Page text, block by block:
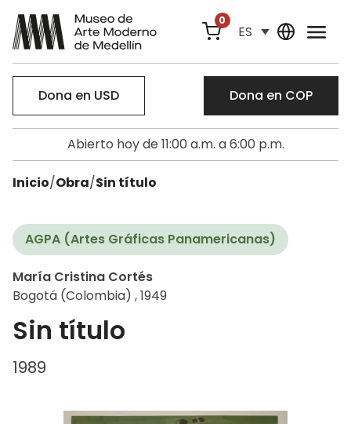
0
ES
Dona en USD Dona en COP
Abierto hoy de 11:00 a.m. a 6:00 p.m.
Inicio/Obra/Sin título
AGPA (Artes Gráficas Panamericanas)
María Cristina Cortés
Bogotá (Colombia) , 1949
Sin título
1989